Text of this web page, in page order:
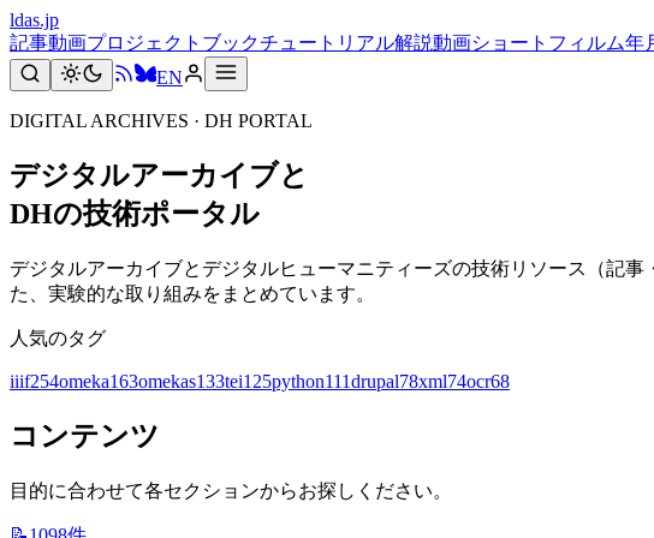
ldas.jp
記事動画プロジェクト ブックチュートリアル解説動画ショートフィルム年
EN
DIGITAL ARCHIVES · DH PORTAL
デジタルアーカイブと
DHの技術ポータル
デジタルアーカイブとデジタルヒューマニティーズの技術リソース（記
た、実験的な取り組みをまとめています。
人気のタグ
iiif254omeka163omekas133tei125python111drupal78xml74ocr68
コンテンツ
目的に合わせて各セクションからお探しください。